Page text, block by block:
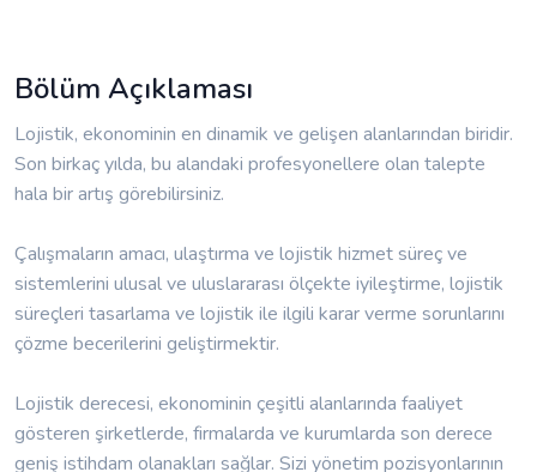
Bölüm Açıklaması
Lojistik, ekonominin en dinamik ve gelişen alanlarından biridir.
Son birkaç yılda, bu alandaki profesyonellere olan talepte
hala bir artış görebilirsiniz.
Çalışmaların amacı, ulaştırma ve lojistik hizmet süreç ve
sistemlerini ulusal ve uluslararası ölçekte iyileştirme, lojistik
süreçleri tasarlama ve lojistik ile ilgili karar verme sorunlarını
çözme becerilerini geliştirmektir.
Lojistik derecesi, ekonominin çeşitli alanlarında faaliyet
gösteren şirketlerde, firmalarda ve kurumlarda son derece
geniş istihdam olanakları sağlar. Sizi yönetim pozisyonlarının